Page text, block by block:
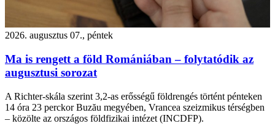
2026. augusztus 07., péntek
Ma is rengett a föld Romániában – folytatódik az
augusztusi sorozat
A Richter-skála szerint 3,2-as erősségű földrengés történt pénteken
14 óra 23 perckor Buzău megyében, Vrancea szeizmikus térségben
– közölte az országos földfizikai intézet (INCDFP).